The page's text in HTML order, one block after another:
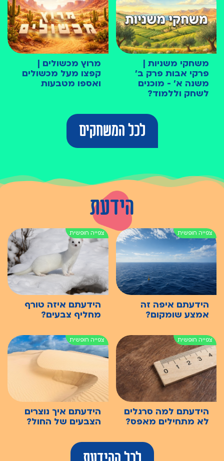
משחקי משניות |
פרקי אבות פרק ב׳
משנה א׳ - מוכנים
לשחק וללמוד?
מרוץ מכשולים |
קפצו מעל מכשולים
ואספו מטבעות
לכל המשחקים
הידעת
הידעתם איפה זה
אמצע שומקום?
הידעתם איזה טורף
מחליף צבעים?
הידעתם למה סרגלים
לא מתחילים מאפס?
הידעתם איך נוצרים
הצבעים של החול?